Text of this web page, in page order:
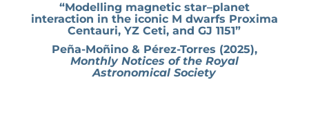
“Modelling magnetic star–planet
interaction in the iconic M dwarfs Proxima
Centauri, YZ Ceti, and GJ 1151”
Peña-Moñino & Pérez-Torres (2025),
Monthly Notices of the Royal
Astronomical Society